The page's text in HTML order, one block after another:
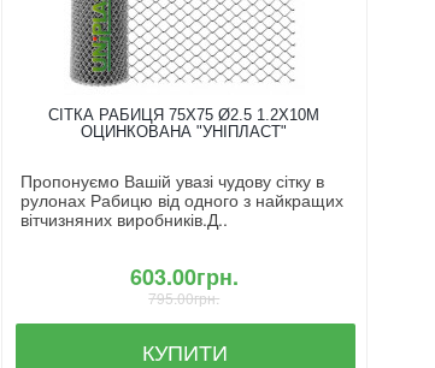
СІТКА РАБИЦЯ 75Х75 Ø2.5 1.2Х10М
ОЦИНКОВАНА "УНІПЛАСТ"
Пропонуємо Вашій увазі чудову сітку в
рулонах Рабицю від одного з найкращих
вітчизняних виробників.Д..
603.00грн.
795.00грн.
КУПИТИ